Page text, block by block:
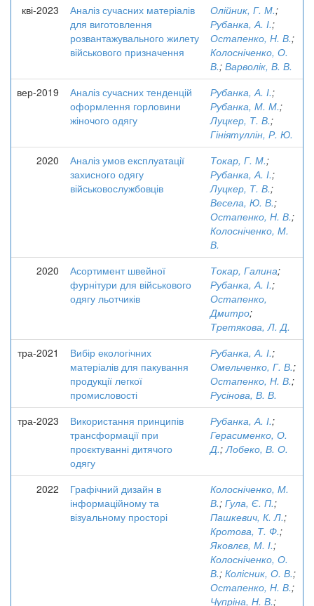
кві-2023
Аналіз сучасних матеріалів
для виготовлення
розвантажувального жилету
військового призначення
Олійник, Г. М.;
Рубанка, А. І.;
Остапенко, Н. В.;
Колосніченко, О.
В.; Варволік, В. В.
вер-2019
Аналіз сучасних тенденцій
оформлення горловини
жіночого одягу
Рубанка, А. І.;
Рубанка, М. М.;
Луцкер, Т. В.;
Гініятуллін, Р. Ю.
2020
Аналіз умов експлуатації
захисного одягу
військовослужбовців
Токар, Г. М.;
Рубанка, А. І.;
Луцкер, Т. В.;
Весела, Ю. В.;
Остапенко, Н. В.;
Колосніченко, М.
В.
2020
Асортимент швейної
фурнітури для військового
одягу льотчиків
Токар, Галина;
Рубанка, А. І.;
Остапенко,
Дмитро;
Третякова, Л. Д.
тра-2021
Вибір екологічних
матеріалів для пакування
продукції легкої
промисловості
Рубанка, А. І.;
Омельченко, Г. В.;
Остапенко, Н. В.;
Русінова, В. В.
тра-2023
Використання принципів
трансформації при
проєктуванні дитячого
одягу
Рубанка, А. І.;
Герасименко, О.
Д.;Лобеко, В. О.
2022
Графічний дизайн в
інформаційному та
візуальному просторі
Колосніченко, М.
В.; Гула, Є. П.;
Пашкевич, К. Л.;
Кротова, Т. Ф.;
Яковлєв, М. І.;
Колосніченко, О.
В.; Колісник, О. В.;
Остапенко, Н. В.;
Чупріна, Н. В.;